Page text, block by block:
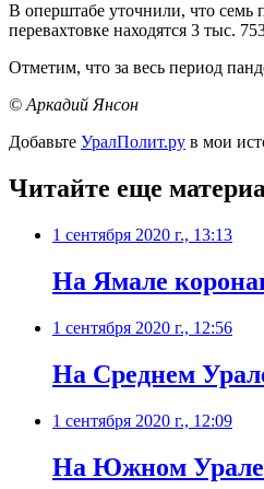
В оперштабе уточнили, что семь
перевахтовке находятся 3 тыс.
Отметим, что за весь период
© Аркадий Янсон
Добавьте УралПолит.ру в мои
Читайте еще
1 сентября 2020 г., 13:13
На Ямале
1 сентября 2020 г., 12:56
​На Среднем
1 сентября 2020 г., 12:09
​На Южном Урале